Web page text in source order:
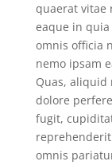
quaerat vitae
eaque in
omnis officia
nemo ipsam
Quas,
dolore
fugit,
omnis